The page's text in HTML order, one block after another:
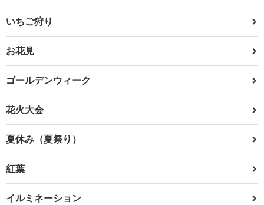
いちご狩り
お花見
ゴールデンウィーク
花火大会
夏休み（夏祭り）
紅葉
イルミネーション